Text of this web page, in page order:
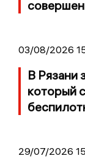
03/08/2026
В Рязани
который
29/07/2026